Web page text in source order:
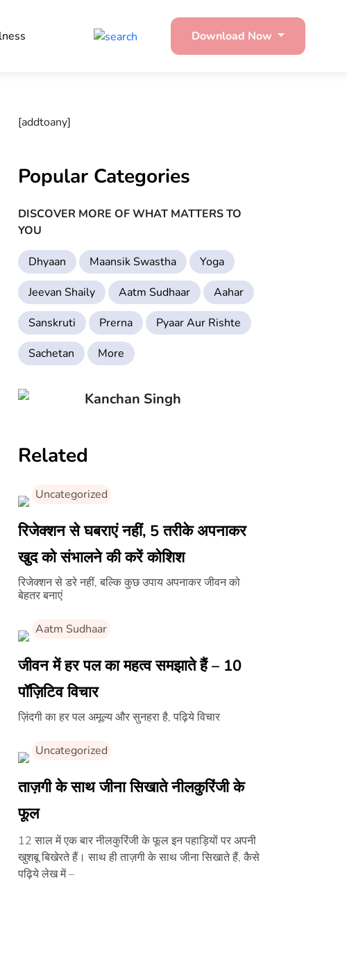
Download Now
[addtoany]
Popular Categories
DISCOVER MORE OF WHAT MATTERS TO
YOU
Dhyaan Maansik Swastha
Yoga
Jeevan Shaily
Aatm Sudhaar
Aahar
Sanskruti
Prerna
Pyaar Aur Rishte
Sachetan
More
Kanchan Singh
Related
Uncategorized
रिजेक्शन से घबराएं नहीं, 5 तरीके अपनाकर
खुद को संभालने की करें कोशिश
रिजेक्शन से डरे नहीं, बल्कि कुछ उपाय अपनाकर जीवन को
बेहतर बनाएं
Aatm Sudhaar
जीवन में हर पल का महत्व समझाते हैं – 10
पॉज़िटिव विचार
ज़िंदगी का हर पल अमूल्य और सुनहरा है, पढ़िये विचार
Uncategorized
ताज़गी के साथ जीना सिखाते नीलकुरिंजी के
फूल
12 साल में एक बार नीलकुरिंजी के फूल इन पहाड़ियों पर अपनी
खुशबू बिखेरते हैं। साथ ही ताज़गी के साथ जीना सिखाते हैं, कैसे
पढ़िये लेख में –